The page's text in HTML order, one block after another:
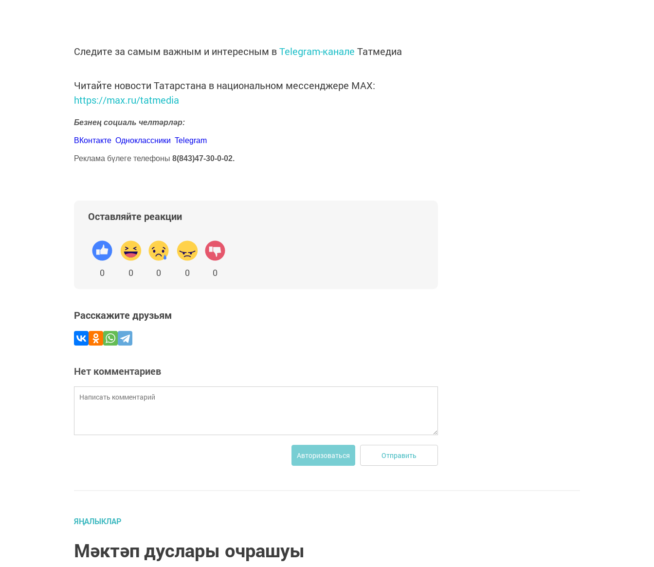
Следите за самым важным и интересным вTelegram-канале Татмедиа
Читайте новости Татарстана в национальном мессенджере MАХ:
https://max.ru/tatmedia
Безнең социаль челтәрләр:
ВКонтакте Одноклассники Telegram
Реклама бүлеге телефоны 8(843)47-30-0-02.
Оставляйте реакции
0 0 0 0 0
Расскажите друзьям
Нет комментариев
Авторизоваться Отправить
ЯҢАЛЫКЛАР
Мәктәп дуслары очрашуы